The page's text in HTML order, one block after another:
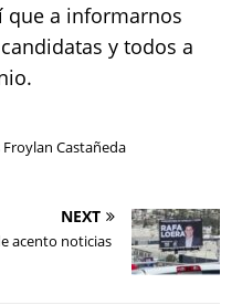
que a informarnos
y todos a
Castañeda
NEXT
acento noticias